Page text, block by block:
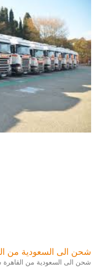
شحن الى السعودية من
شحن الى السعودية من القاهرة